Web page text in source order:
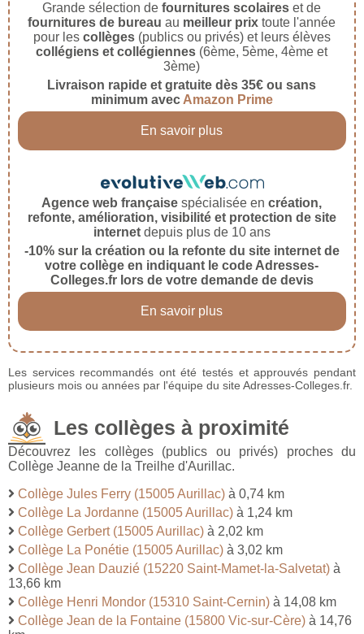
Grande sélection defournitures scolaires et de
fournitures de bureau au meilleur prix toute l'année
pour les collèges (publics ou privés) et leurs élèves
collégiens et collégiennes (6ème, 5ème, 4ème et
3ème)
Livraison rapide et gratuite dès 35€ ou sans
minimum avec Amazon Prime
En savoir plus
Agence web française spécialisée encréation,
refonte, amélioration, visibilité et protection de site
internet depuis plus de 10 ans
-10% sur la création ou la refonte du site internet de
votre collège en indiquant le code Adresses-
Colleges.fr lors de votre demande de devis
En savoir plus
Les services recommandés ont été testés et approuvés pendant
plusieurs mois ou années par l'équipe du site Adresses-Colleges.fr.
Les collèges à proximité
Découvrez les collèges (publics ou privés) proches du
Collège Jeanne de la Treilhe d'Aurillac.
Collège Jules Ferry (15005 Aurillac) à 0,74 km
Collège La Jordanne (15005 Aurillac) à 1,24 km
Collège Gerbert (15005 Aurillac) à 2,02 km
Collège La Ponétie (15005 Aurillac) à 3,02 km
Collège Jean Dauzié (15220 Saint-Mamet-la-Salvetat) à
13,66 km
Collège Henri Mondor (15310 Saint-Cernin) à 14,08 km
Collège Jean de la Fontaine (15800 Vic-sur-Cère) à 14,76